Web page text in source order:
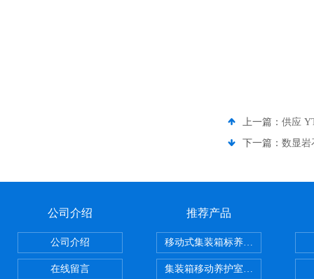
上一篇： 供应
下一篇： 数显岩
公司介绍
公司介绍
在线留言
推荐产品
移动式集装箱标养室 养护室设备
集装箱移动养护室 标养室